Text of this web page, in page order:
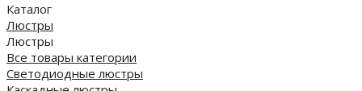
Каталог
Люстры
Люстры
Все товары категории
Светодиодные люстры